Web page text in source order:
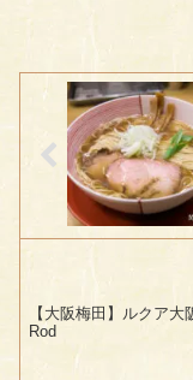
【大阪梅田】ルクア大
Rod